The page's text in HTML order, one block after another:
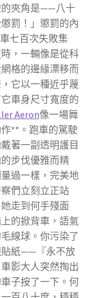
的夾角是——八十
罰！」懲罰的內
七百次失敗集
，一輛像是從科
格的邊緣漂移而
它以一種近乎蔑
車身尺寸寬度的
Aeron像一場舞
**。跑車的駕駛
著一副透明護目
步伐優雅而精
過一樣，完美地
們立刻立正站
走到何手殘面
的掀背車，語氣
線球。你污染了
貼紙——『永不放
影大人突然掏出
子按了一下。何